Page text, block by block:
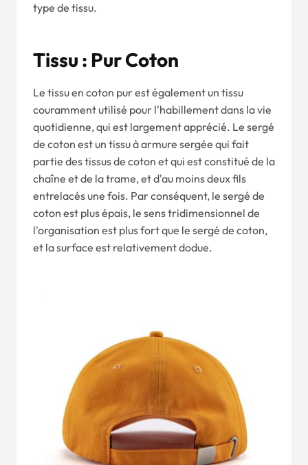
type de tissu.
Tissu : Pur Coton
Le tissu en coton pur est également un tissu
couramment utilisé pour l'habillement dans la vie
quotidienne, qui est largement apprécié. Le sergé
de coton est un tissu à armure sergée qui fait
partie des tissus de coton et qui est constitué de la
chaîne et de la trame, et d'au moins deux fils
entrelacés une fois. Par conséquent, le sergé de
coton est plus épais, le sens tridimensionnel de
l'organisation est plus fort que le sergé de coton,
et la surface est relativement dodue.